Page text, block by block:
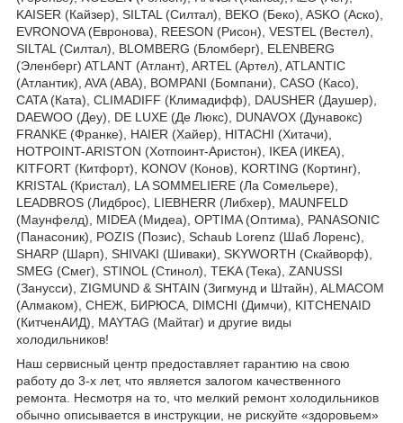
KAISER (Кайзер), SILTAL (Силтал), BEKO (Беко), ASKO (Аско),
EVRONOVA (Евронова), REESON (Рисон), VESTEL (Вестел),
SILTAL (Силтал), BLOMBERG (Бломберг), ELENBERG
(Эленберг) ATLANT (Атлант), ARTEL (Артел), ATLANTIC
(Атлантик), AVA (АВА), BOMPANI (Бомпани), CASO (Касо),
CATA (Ката), CLIMADIFF (Климадифф), DAUSHER (Даушер),
DAEWOO (Деу), DE LUXE (Де Люкс), DUNAVOX (Дунавокс)
FRANKE (Франке), HAIER (Хайер), HITACHI (Хитачи),
HOTPOINT-ARISTON (Хотпоинт-Аристон), IKEA (ИКЕА),
KITFORT (Китфорт), KONOV (Конов), KORTING (Кортинг),
KRISTAL (Кристал), LA SOMMELIERE (Ла Сомельере),
LEADBROS (Лидброс), LIEBHERR (Либхер), MAUNFELD
(Маунфелд), MIDEA (Мидеа), OPTIMA (Оптима), PANASONIC
(Панасоник), POZIS (Позис), Schaub Lorenz (Шаб Лоренс),
SHARP (Шарп), SHIVAKI (Шиваки), SKYWORTH (Скайворф),
SMEG (Смег), STINOL (Стинол), TEKA (Тека), ZANUSSI
(Занусси), ZIGMUND & SHTAIN (Зигмунд и Штайн), ALMACOM
(Алмаком), СНЕЖ, БИРЮСА, DIMCHI (Димчи), KITCHENAID
(КитченАИД), MAYTAG (Майтаг) и другие виды
холодильников!
Наш сервисный центр предоставляет гарантию на свою
работу до 3-х лет, что является залогом качественного
ремонта. Несмотря на то, что мелкий ремонт холодильников
обычно описывается в инструкции, не рискуйте «здоровьем»